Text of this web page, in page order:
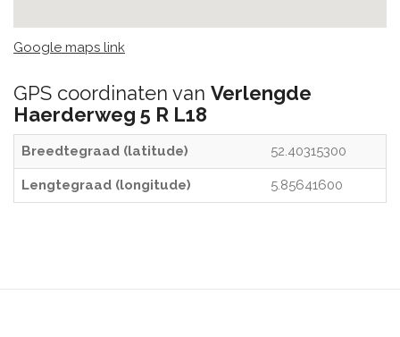
Google maps link
GPS coordinaten van Verlengde
Haerderweg 5 R L18
Breedtegraad (latitude) 52.40315300
Lengtegraad (longitude) 5.85641600